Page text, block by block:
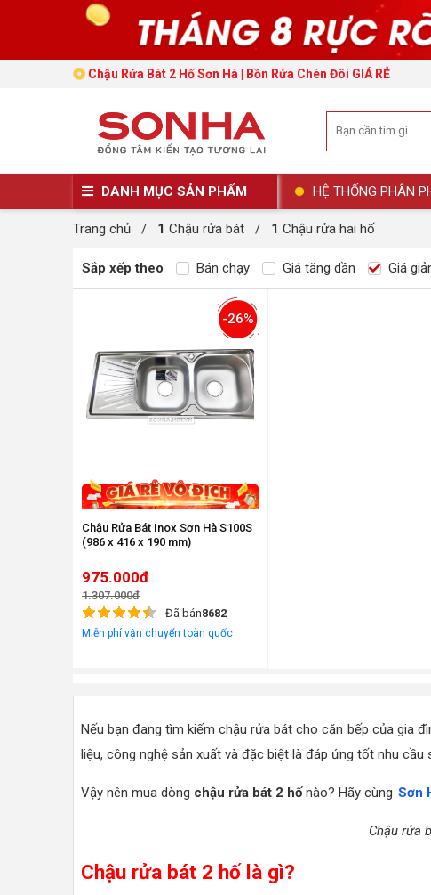
Chậu Rửa Bát 2 Hố Sơn Hà | Bồn Rửa Chén Đôi GIÁ RẺ
DANH MỤC SẢN PHẨM HỆ THỐNG PHÂN
Trang chủ / 1 Chậu rửa bát / 1 Chậu rửa hai hố
Sắp xếp theo Bán chạy Giá tăng dần Giá
-26%
Chậu Rửa Bát Inox Sơn Hà S100S
(986 x 416 x 190 mm)
975.000đ
1.307.000đ
Đã bán8682
Miễn phí vận chuyển toàn quốc
Nếu bạn đang tìm kiếm chậu rửa bát cho căn bếp của gia
liệu, công nghệ sản xuất và đặc biệt là đáp ứng tốt nhu
Vậy nên mua dòng chậu rửa bát 2 hốnào? Hãy cùng Sơn
Chậu rửa
Chậu rửa bát 2 hố là gì?